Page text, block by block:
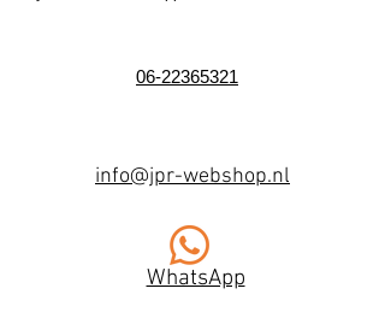
06-22365321
info@jpr-webshop.nl
WhatsApp